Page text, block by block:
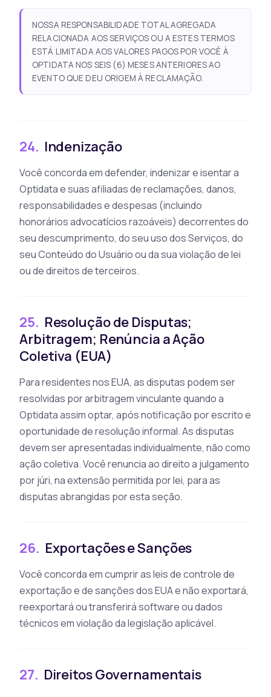
NOSSA RESPONSABILIDADE TOTAL AGREGADA
RELACIONADA AOS SERVIÇOS OU A ESTES TERMOS
ESTÁ LIMITADA AOS VALORES PAGOS POR VOCÊ À
OPTIDATA NOS SEIS (6) MESES ANTERIORES AO
EVENTO QUE DEU ORIGEM À RECLAMAÇÃO.
24. Indenização
Você concorda em defender, indenizar e isentar a
Optidata e suas afiliadas de reclamações, danos,
responsabilidades e despesas (incluindo
honorários advocatícios razoáveis) decorrentes do
seu descumprimento, do seu uso dos Serviços, do
seu Conteúdo do Usuário ou da sua violação de lei
ou de direitos de terceiros.
25. Resolução de Disputas;
Arbitragem; Renúncia a Ação
Coletiva (EUA)
Para residentes nos EUA, as disputas podem ser
resolvidas por arbitragem vinculante quando a
Optidata assim optar, após notificação por escrito e
oportunidade de resolução informal. As disputas
devem ser apresentadas individualmente, não como
ação coletiva. Você renuncia ao direito a julgamento
por júri, na extensão permitida por lei, para as
disputas abrangidas por esta seção.
26. Exportações e Sanções
Você concorda em cumprir as leis de controle de
exportação e de sanções dos EUA e não exportará,
reexportará ou transferirá software ou dados
técnicos em violação da legislação aplicável.
27. Direitos Governamentais